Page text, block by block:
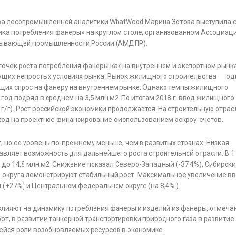
лесопромышленной аналитики WhatWood Марина Зотова выступила с
потребления фанеры» на круглом столе, организованном
промышленности России (АМДПР).
роста потребления фанеры как на внутреннем и экспортном
непростых условиях рынка. Рынок жилищного строительства ―
спрос на фанеру на внутреннем рынке. Однако темпы жилищного
подряд в среднем на 3,5 млн м2. По итогам 2018 г. ввод жилищного
г). Рост российской экономики продолжается. На строительную
на проектное финансирование с использованием эскроу-счетов.
но ее уровень по-прежнему меньше, чем в развитых странах. Низкая
возможность для дальнейшего роста строительной отрасли. В 1
14,8 млн м2. Снижение показал Северо-Западный (-37,4%),
демонстрируют стабильный рост. Максимальное увеличение
и Центральном федеральном округе (на 8,4%.).
на динамику потребления фанеры и изделий из фанеры,
в развитии танкерной транспортировки природного газа в развитие
роли возобновляемых ресурсов в экономике.